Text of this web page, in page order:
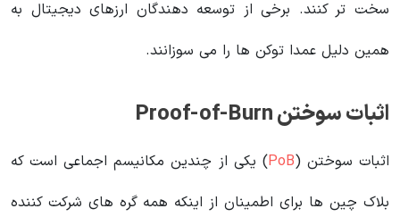
سخت تر کنند. برخی از توسعه دهندگان ارزهای دیجیتال به
همین دلیل عمدا توکن ها را می سوزانند.
اثبات سوختن Proof-of-Burn
اثبات سوختن (PoB) یکی از چندین مکانیسم اجماعی است که
بلاک چین ها برای اطمینان از اینکه همه گره های شرکت کننده